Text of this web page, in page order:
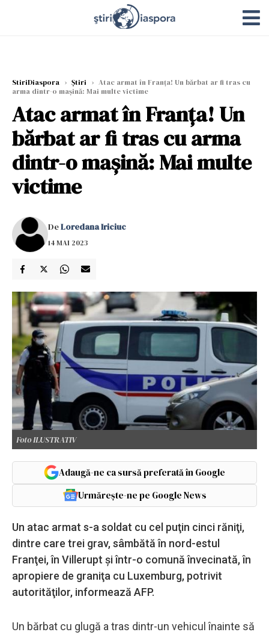
StiriDiaspora › Știri › Atac armat în Franța! Un bărbat ar fi tras cu
arma dintr-o mașină: Mai multe victime
Atac armat în Franța! Un
bărbat ar fi tras cu arma
dintr-o mașină: Mai multe
victime
DeLoredana Iriciuc
14 MAI 2023
Foto ILUSTRATIV
Adaugă-ne ca sursă preferată în Google
Urmărește-ne pe Google News
Un atac armat s-a soldat cu cel puţin cinci răniţi,
dintre care trei grav, sâmbătă în nord-estul
Franţei, în Villerupt şi într-o comună învecinată, în
apropiere de graniţa cu Luxemburg, potrivit
autorităţilor, informează AFP.
Un bărbat cu glugă a tras dintr-un vehicul înainte să